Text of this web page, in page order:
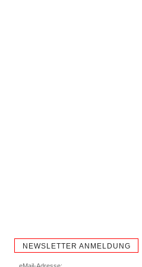
NEWSLETTER ANMELDUNG